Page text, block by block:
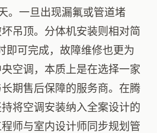
。一旦出现漏氟或管道堵
吊顶。分体机安装则相对简
即可完成，故障维修也更为
空调，本质上是在选择一家
期售后保障的服务商。在腾
将空调安装纳入全案设计的
师与室内设计师同步规划管